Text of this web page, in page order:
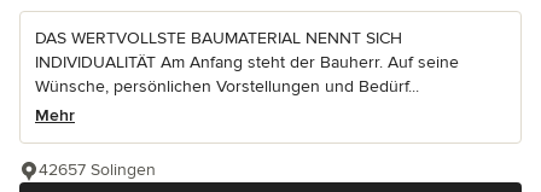
DAS WERTVOLLSTE BAUMATERIAL NENNT SICH
INDIVIDUALITÄT Am Anfang steht der Bauherr. Auf seine
Wünsche, persönlichen Vorstellungen und Bedürf...
Mehr
42657 Solingen